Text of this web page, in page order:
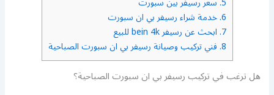
6. خدمة شراء رسيفر بي ان سبورت
7. ابحث عن رسيفر bein 4k للبيع
8. فني تركيب وصيانة رسيفر بي ان سبورت الصباحية
هل ترغب في تركيب رسيفر بي ان سبورت الصباحية؟